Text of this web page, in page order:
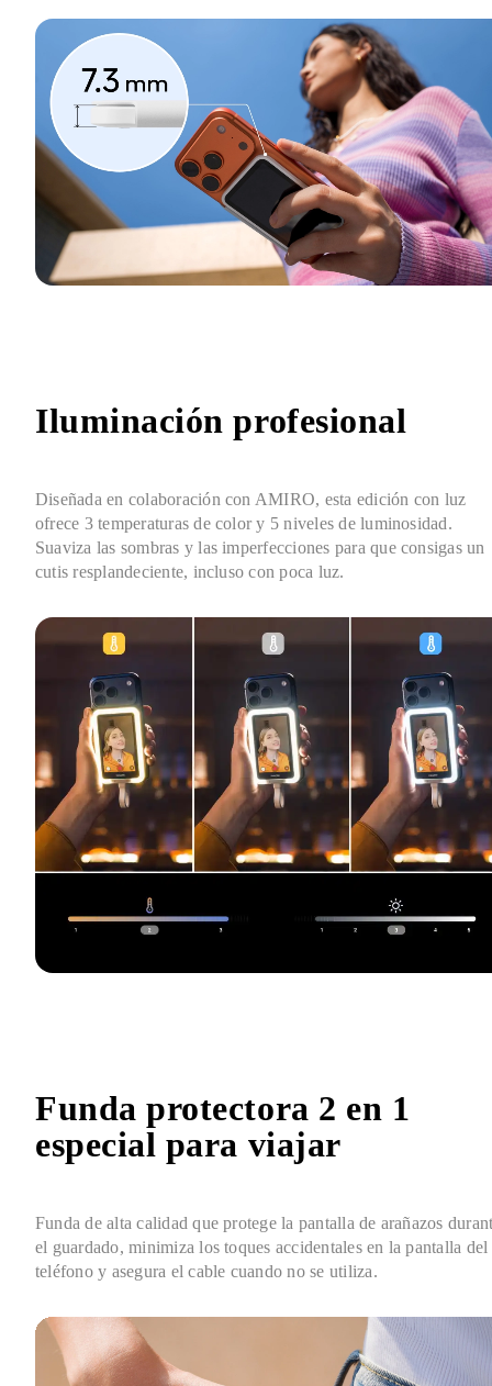
Iluminación profesional
Diseñada en colaboración con AMIRO, esta edición con luz
ofrece 3 temperaturas de color y 5 niveles de luminosidad.
Suaviza las sombras y las imperfecciones para que consigas un
cutis resplandeciente, incluso con poca luz.
Funda protectora 2 en 1
especial para viajar
Funda de alta calidad que protege la pantalla de arañazos
el guardado, minimiza los toques accidentales en la pantalla del
teléfono y asegura el cable cuando no se utiliza.